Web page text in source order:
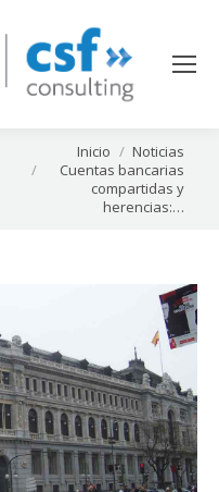
Estás aquí:Inicio
Noticias
Cuentas bancarias
compartidas y
herencias:…